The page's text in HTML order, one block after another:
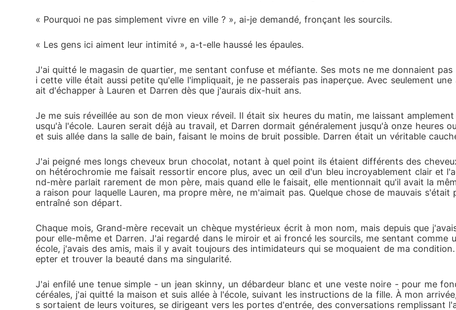
« Pourquoi ne pas simplement vivre en ville ? », ai-je demandé, fronçant les sourcils.
« Les gens ici aiment leur intimité », a-t-elle haussé les épaules.
J'ai quitté le magasin de quartier, me sentant confuse et méfiante. Ses mots ne me donnaient
i cette ville était aussi petite qu'elle l'impliquait, je ne passerais pas inaperçue. Avec seulement
ait d'échapper à Lauren et Darren dès que j'aurais dix-huit ans.
Je me suis réveillée au son de mon vieux réveil. Il était six heures du matin, me laissant
usqu'à l'école. Lauren serait déjà au travail, et Darren dormait généralement jusqu'à onze heures
et suis allée dans la salle de bain, faisant le moins de bruit possible. Darren était un véritable
J'ai peigné mes longs cheveux brun chocolat, notant à quel point ils étaient différents des
on hétérochromie me faisait ressortir encore plus, avec un œil d'un bleu incroyablement clair et
nd-mère parlait rarement de mon père, mais quand elle le faisait, elle mentionnait qu'il avait la
a raison pour laquelle Lauren, ma propre mère, ne m'aimait pas. Quelque chose de mauvais
entraîné son départ.
Chaque mois, Grand-mère recevait un chèque mystérieux écrit à mon nom, mais depuis que
pour elle-même et Darren. J'ai regardé dans le miroir et ai froncé les sourcils, me sentant comme
école, j'avais des amis, mais il y avait toujours des intimidateurs qui se moquaient de ma
epter et trouver la beauté dans ma singularité.
J'ai enfilé une tenue simple - un jean skinny, un débardeur blanc et une veste noire - pour me
céréales, j'ai quitté la maison et suis allée à l'école, suivant les instructions de la fille. À mon
s sortaient de leurs voitures, se dirigeant vers les portes d'entrée, des conversations remplissant